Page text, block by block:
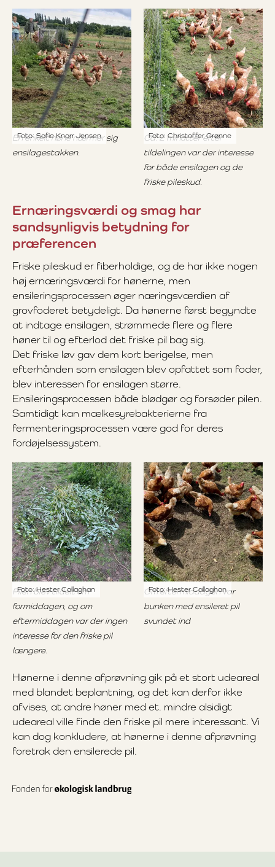
Foto: Sofie Knorr Jensen
En enkelt høne nærmer sig
ensilagestakken.
Foto: Christoffer Grønne
Ca. 2 minutter efter
tildelingen var der interesse
for både ensilagen og de
friske pileskud.
Ernæringsværdi og smag har
sandsynligvis betydning for
præferencen
Friske pileskud er fiberholdige, og de har ikke nogen
høj ernæringsværdi for hønerne, men
ensileringsprocessen øger næringsværdien af
grovfoderet betydeligt. Da hønerne først begyndte
at indtage ensilagen, strømmede flere og flere
høner til og efterlod det friske pil bag sig.
Det friske løv gav dem kort berigelse, men
efterhånden som ensilagen blev opfattet som foder,
blev interessen for ensilagen større.
Ensileringsprocessen både blødgør og forsøder pilen.
Samtidigt kan mælkesyrebakterierne fra
fermenteringsprocessen være god for deres
fordøjelsessystem.
Foto: Hester Callaghan
Pilen blev tildelt om
formiddagen, og om
eftermiddagen var der ingen
interesse for den friske pil
længere.
Foto: Hester Callaghan
Om eftermiddagen var
bunken med ensileret pil
svundet ind
Hønerne i denne afprøvning gik på et stort udeareal
med blandet beplantning, og det kan derfor ikke
afvises, at andre høner med et. mindre alsidigt
udeareal ville finde den friske pil mere interessant. Vi
kan dog konkludere, at hønerne i denne afprøvning
foretrak den ensilerede pil.